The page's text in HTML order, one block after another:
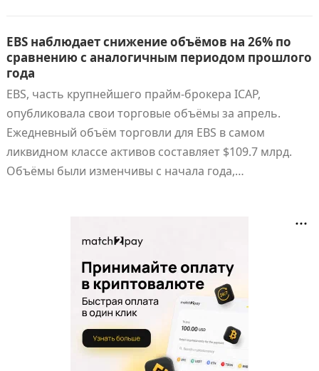
EBS наблюдает снижение объёмов на 26% по
сравнению с аналогичным периодом прошлого
года
EBS, часть крупнейшего прайм-брокера ICAP,
опубликовала свои торговые объёмы за апрель.
Ежедневный объём торговли для EBS в самом
ликвидном классе активов составляет $109.7 млрд.
Объёмы были изменчивы с начала года,…